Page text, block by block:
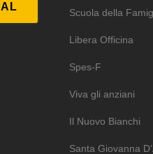
Scuola della
Libera Officina
Spes-F
Viva gli anziani
Il Nuovo Bianchi
Santa Giovanna